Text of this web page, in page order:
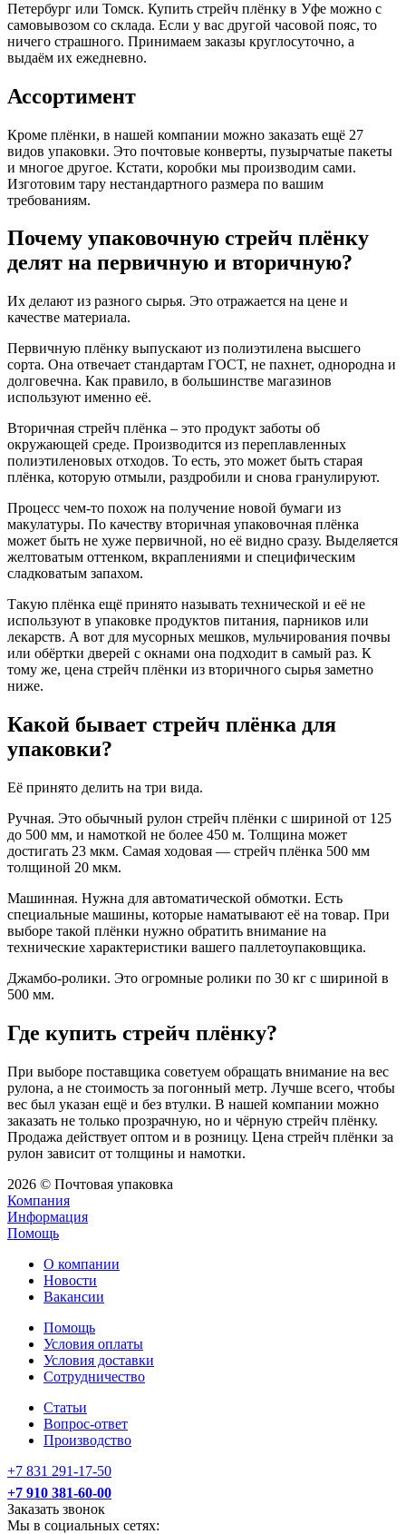
Петербург или Томск. Купить стрейч плёнку в Уфе можно с
самовывозом со склада. Если у вас другой часовой пояс, то
ничего страшного. Принимаем заказы круглосуточно, а
выдаём их ежедневно.
Ассортимент
Кроме плёнки, в нашей компании можно заказать ещё 27
видов упаковки. Это почтовые конверты, пузырчатые пакеты
и многое другое. Кстати, коробки мы производим сами.
Изготовим тару нестандартного размера по вашим
требованиям.
Почему упаковочную стрейч плёнку
делят на первичную и вторичную?
Их делают из разного сырья. Это отражается на цене и
качестве материала.
Первичную плёнку выпускают из полиэтилена высшего
сорта. Она отвечает стандартам ГОСТ, не пахнет, однородна и
долговечна. Как правило, в большинстве магазинов
используют именно её.
Вторичная стрейч плёнка – это продукт заботы об
окружающей среде. Производится из переплавленных
полиэтиленовых отходов. То есть, это может быть старая
плёнка, которую отмыли, раздробили и снова гранулируют.
Процесс чем-то похож на получение новой бумаги из
макулатуры. По качеству вторичная упаковочная плёнка
может быть не хуже первичной, но её видно сразу. Выделяется
желтоватым оттенком, вкраплениями и специфическим
сладковатым запахом.
Такую плёнка ещё принято называть технической и её не
используют в упаковке продуктов питания, парников или
лекарств. А вот для мусорных мешков, мульчирования почвы
или обёртки дверей с окнами она подходит в самый раз. К
тому же, цена стрейч плёнки из вторичного сырья заметно
ниже.
Какой бывает стрейч плёнка для
упаковки?
Её принято делить на три вида.
Ручная. Это обычный рулон стрейч плёнки с шириной от 125
до 500 мм, и намоткой не более 450 м. Толщина может
достигать 23 мкм. Самая ходовая — стрейч плёнка 500 мм
толщиной 20 мкм.
Машинная. Нужна для автоматической обмотки. Есть
специальные машины, которые наматывают её на товар. При
выборе такой плёнки нужно обратить внимание на
технические характеристики вашего паллетоупаковщика.
Джамбо-ролики. Это огромные ролики по 30 кг с шириной в
500 мм.
Где купить стрейч плёнку?
При выборе поставщика советуем обращать внимание на вес
рулона, а не стоимость за погонный метр. Лучше всего, чтобы
вес был указан ещё и без втулки. В нашей компании можно
заказать не только прозрачную, но и чёрную стрейч плёнку.
Продажа действует оптом и в розницу. Цена стрейч плёнки за
рулон зависит от толщины и намотки.
2026 © Почтовая упаковка
Компания
Информация
Помощь
О компании
Новости
Вакансии
Помощь
Условия оплаты
Условия доставки
Сотрудничество
Статьи
Вопрос-ответ
Производство
+7 831 291-17-50
+7 910 381-60-00
Заказать звонок
Мы в социальных сетях: